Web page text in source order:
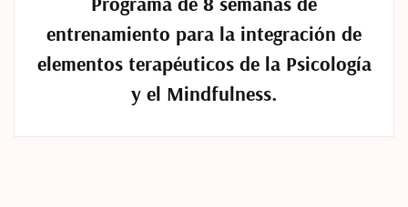
entrenamiento para la integración de
elementos terapéuticos de la Psicología
y el Mindfulness.